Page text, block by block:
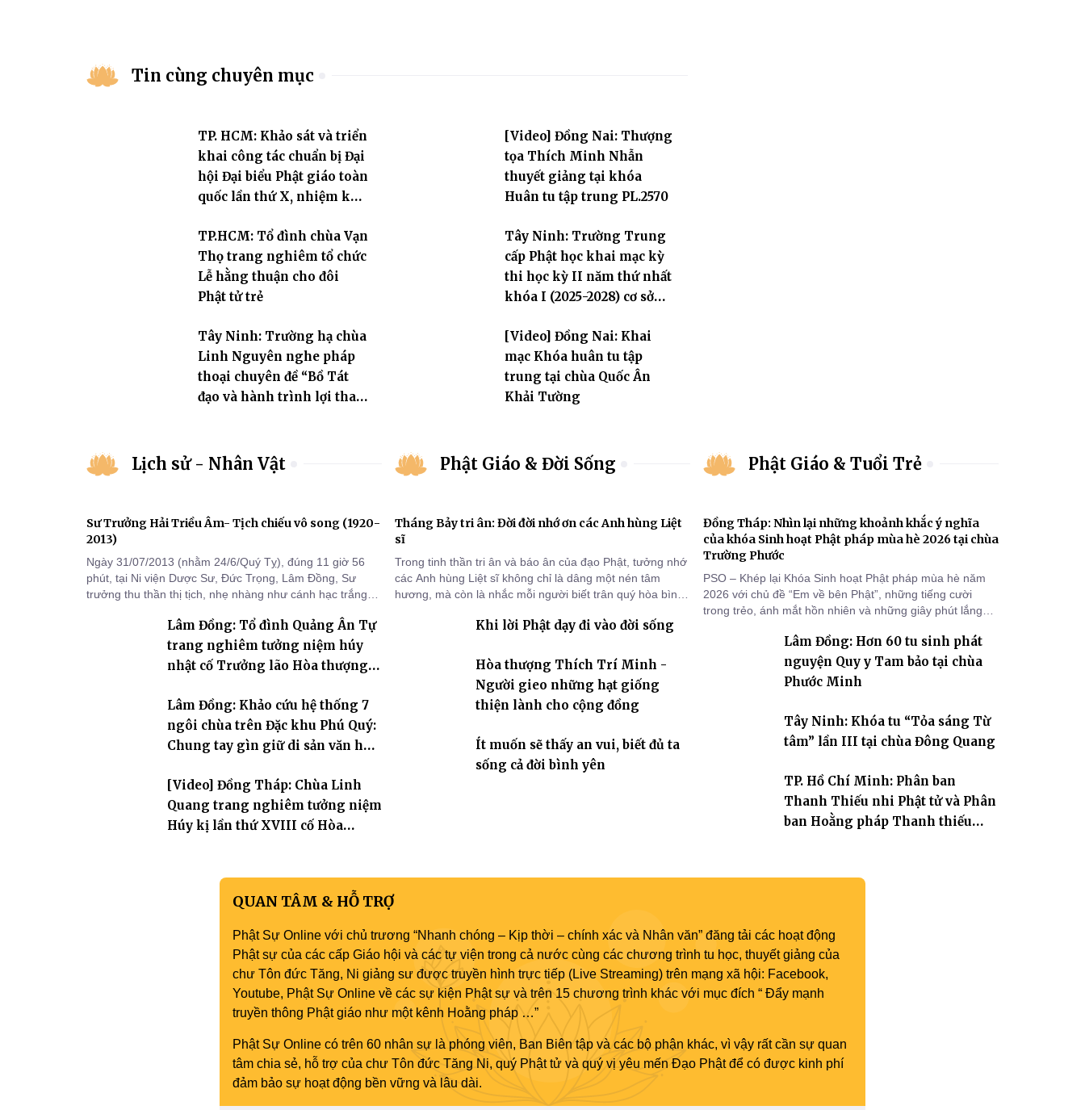
Tin cùng chuyên mục
TP. HCM: Khảo sát và triển
khai công tác chuẩn bị Đại
hội Đại biểu Phật giáo toàn
quốc lần thứ X, nhiệm kỳ
[Video] Đồng Nai: Thượng
tọa Thích Minh Nhẫn
thuyết giảng tại khóa
Huân tu tập trung PL.2570
TP.HCM: Tổ đình chùa Vạn
Thọ trang nghiêm tổ chức
Lễ hằng thuận cho đôi
Phật tử trẻ
Tây Ninh: Trường Trung
cấp Phật học khai mạc kỳ
thi học kỳ II năm thứ nhất
khóa I (2025-2028) cơ sở
Tây Ninh: Trường hạ chùa
Linh Nguyên nghe pháp
thoại chuyên đề “Bồ Tát
đạo và hành trình lợi tha”
[Video] Đồng Nai: Khai
mạc Khóa huân tu tập
trung tại chùa Quốc Ân
Khải Tường
Lịch sử - Nhân Vật
Sư Trưởng Hải Triều Âm- Tịch chiếu vô song (1920-
2013)
Ngày 31/07/2013 (nhằm 24/6/Quý Tỵ), đúng 11 giờ 56
phút, tại Ni viện Dược Sư, Đức Trọng, Lâm Đồng, Sư
trưởng thu thần thị tịch, nhẹ nhàng như cánh hạc trắng
Lâm Đồng: Tổ đình Quảng Ân Tự
trang nghiêm tưởng niệm húy
nhật cố Trưởng lão Hòa thượng
Lâm Đồng: Khảo cứu hệ thống 7
ngôi chùa trên Đặc khu Phú Quý:
Chung tay gìn giữ di sản văn hóa
[Video] Đồng Tháp: Chùa Linh
Quang trang nghiêm tưởng niệm
Húy kị lần thứ XVIII cố Hòa
Phật Giáo & Đời Sống
Tháng Bảy tri ân: Đời đời nhớ ơn các Anh hùng Liệt
sĩ
Trong tinh thần tri ân và báo ân của đạo Phật, tưởng nhớ
các Anh hùng Liệt sĩ không chỉ là dâng một nén tâm
hương, mà còn là nhắc mỗi người biết trân quý hòa bình,
Khi lời Phật dạy đi vào đời sống
Hòa thượng Thích Trí Minh -
Người gieo những hạt giống
thiện lành cho cộng đồng
Ít muốn sẽ thấy an vui, biết đủ ta
sống cả đời bình yên
Phật Giáo & Tuổi Trẻ
Đồng Tháp: Nhìn lại những khoảnh khắc ý nghĩa
của khóa Sinh hoạt Phật pháp mùa hè 2026 tại chùa
Trường Phước
PSO – Khép lại Khóa Sinh hoạt Phật pháp mùa hè năm
2026 với chủ đề “Em về bên Phật”, những tiếng cười
trong trẻo, ánh mắt hồn nhiên và những giây phút lắng
Trường Phước (xã Tân Hương, tỉnh Đồng Tháp). Những
tuần tu học ngắn ngủi nhưng đã trở thành hành trang quý
báu, gieo những hạt giống thiện l
Lâm Đồng: Hơn 60 tu sinh phát
nguyện Quy y Tam bảo tại chùa
Phước Minh
Tây Ninh: Khóa tu “Tỏa sáng Từ
tâm” lần III tại chùa Đông Quang
TP. Hồ Chí Minh: Phân ban
Thanh Thiếu nhi Phật tử và Phân
ban Hoằng pháp Thanh thiếu
QUAN TÂM & HỖ TRỢ
Phật Sự Online với chủ trương “Nhanh chóng – Kịp thời – chính xác và Nhân văn” đăng tải các hoạt động
Phật sự của các cấp Giáo hội và các tự viện trong cả nước cùng các chương trình tu học, thuyết giảng của
chư Tôn đức Tăng, Ni giảng sư được truyền hình trực tiếp (Live Streaming) trên mạng xã hội: Facebook,
Youtube, Phật Sự Online về các sự kiện Phật sự và trên 15 chương trình khác với mục đích “ Đẩy mạnh
truyền thông Phật giáo như một kênh Hoằng pháp …”
Phật Sự Online có trên 60 nhân sự là phóng viên, Ban Biên tập và các bộ phận khác, vì vậy rất cần sự quan
tâm chia sẻ, hỗ trợ của chư Tôn đức Tăng Ni, quý Phật tử và quý vị yêu mến Đạo Phật để có được kinh phí
đảm bảo sự hoạt động bền vững và lâu dài.